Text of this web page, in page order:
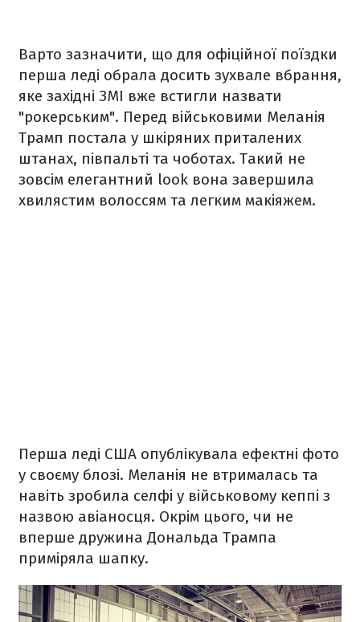
Варто зазначити, що для офіційної поїздки
перша леді обрала досить зухвале вбрання,
яке західні ЗМІ вже встигли назвати
"рокерським". Перед військовими Меланія
Трамп постала у шкіряних приталених
штанах, півпальті та чоботах. Такий не
зовсім елегантний look вона завершила
хвилястим волоссям та легким макіяжем.
Перша леді США опублікувала ефектні фото
у своєму блозі. Меланія не втрималась та
навіть зробила селфі у військовому кеппі з
назвою авіаносця. Окрім цього, чи не
вперше дружина Дональда Трампа
приміряла шапку.